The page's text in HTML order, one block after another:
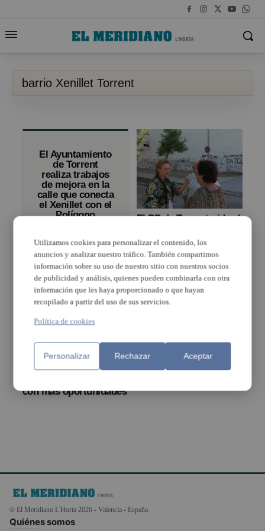
barrio Xenillet Torrent
El Ayuntamiento
de Torrent
realiza trabajos
de mejora en la
calle que conecta
el Xenillet con el
Polígono
El PP de Torrent pide al
limpie un solar junto a
la calle Jesús
Folgado propone un
Poble Nou de Torrent
con más oportunidades
© El Meridiano L'Horta 2026 - Valencia - España
Quiénes somos
Utilizamos cookies para personalizar el contenido, los
anuncios y analizar nuestro tráfico. También compartimos
información sobre su uso de nuestro sitio con nuestros socios
de publicidad y análisis, quienes pueden combinarla con otra
información que les haya proporcionado o que hayan
recopilado a partir del uso de sus servicios.
Política de cookies
Personalizar Rechazar Aceptar